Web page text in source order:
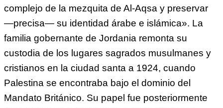
complejo de la mezquita de Al-Aqsa y preservar
—precisa— su identidad árabe e islámica». La
familia gobernante de Jordania remonta su
custodia de los lugares sagrados musulmanes y
cristianos en la ciudad santa a 1924, cuando
Palestina se encontraba bajo el dominio del
Mandato Británico. Su papel fue posteriormente